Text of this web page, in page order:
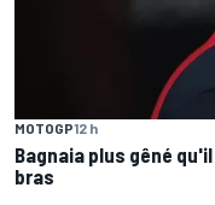
MOTOGP12 h
Bagnaia plus gêné
bras